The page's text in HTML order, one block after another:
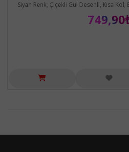
Siyah Renk, Çiçekli Gül Desenli, Kısa Kol,